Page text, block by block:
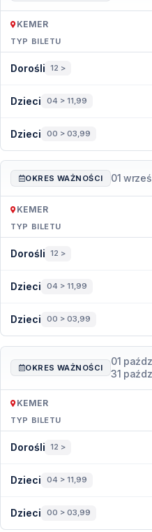
KEMER
TYP BILETU
Dorośli 12 >
Dzieci 04 > 11,99
Dzieci 00 > 03,99
OKRES WAŻNOŚCI 01
KEMER
TYP BILETU
Dorośli 12 >
Dzieci 04 > 11,99
Dzieci 00 > 03,99
OKRES WAŻNOŚCI
01
31
KEMER
TYP BILETU
Dorośli 12 >
Dzieci 04 > 11,99
Dzieci 00 > 03,99